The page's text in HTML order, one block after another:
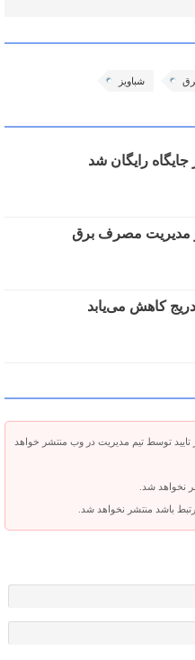
شباویز
مدیریت مصرف برق
کاهش می‌یابد
توسط تیم مدیریت در وب منتشر خواهد
نخواهد شد.
باشد منتشر نخواهد شد.